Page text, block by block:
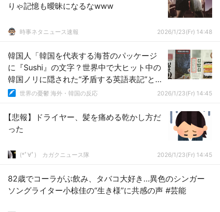
りゃ記憶も曖昧になるなwww
時事ネタニュース速報 2026/1/23(Fr) 14:48
韓国人「韓国を代表する海苔のパッケージ
に『Sushi』の文字？世界中で大ヒット中の
韓国ノリに隠された“矛盾する英語表記”と
は？」→「衝撃の事実…」
世界の憂鬱 海外・韓国の反応 2026/1/23(Fr) 14:45
【悲報】ドライヤー、髪を痛める乾かし方だ
った
(*ﾟ∀ﾟ)ゞカガクニュース隊 2026/1/23(Fr) 14:45
82歳でコーラがぶ飲み、タバコ大好き…異色のシンガー
ソングライター小椋佳の“生き様”に共感の声 #芸能